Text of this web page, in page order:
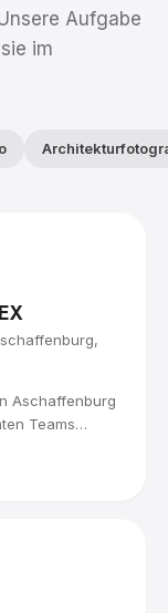
Aufgabe
im
Aschaffenburg
Teams
Weiß und